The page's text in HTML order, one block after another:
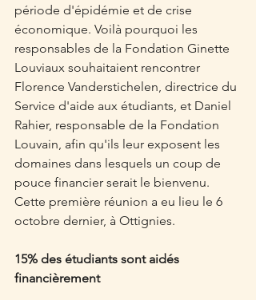
période d'épidémie et de crise
économique. Voilà pourquoi les
responsables de la Fondation Ginette
Louviaux souhaitaient rencontrer
Florence Vanderstichelen, directrice du
Service d'aide aux étudiants, et Daniel
Rahier, responsable de la Fondation
Louvain, afin qu'ils leur exposent les
domaines dans lesquels un coup de
pouce financier serait le bienvenu.
Cette première réunion a eu lieu le 6
octobre dernier, à Ottignies.
15% des étudiants sont aidés
financièrement